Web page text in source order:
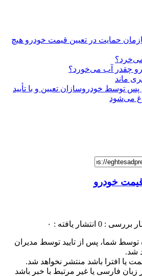
حمایت در تعیین قیمت خودرو هیچ
چقدر آب می‌خورد؟
ماند
توسط خودروسازان تعیین و با تأیید
می‌شود
خودرو
بررسی : 0 انتشار یافته : ۰
شما، پس از تایید توسط مدیران
شد.
یا افترا باشد منتشر نخواهد شد.
زبان فارسی یا غیر مرتبط با خبر باشد